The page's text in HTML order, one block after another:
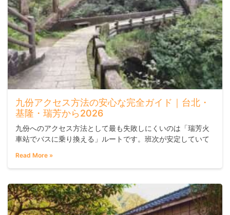
九份アクセス方法の安心な完全ガイド｜台北・
基隆・瑞芳から2026
九份へのアクセス方法として最も失敗しにくいのは「瑞芳火
車站でバスに乗り換える」ルートです。班次が安定していて
きます。休日に自家用車で向かうと渋滞に巻き込まれやすい
ため、公共交通機関を優先するのがおすすめです。
Read More »